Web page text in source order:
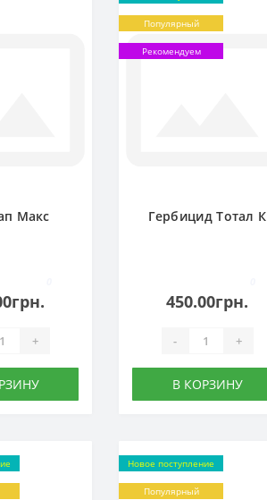
Макс
+
Популярный
Рекомендуем
Гербицид Тотал К
450.00грн.
- +
В КОРЗИНУ
Новое поступление
Популярный